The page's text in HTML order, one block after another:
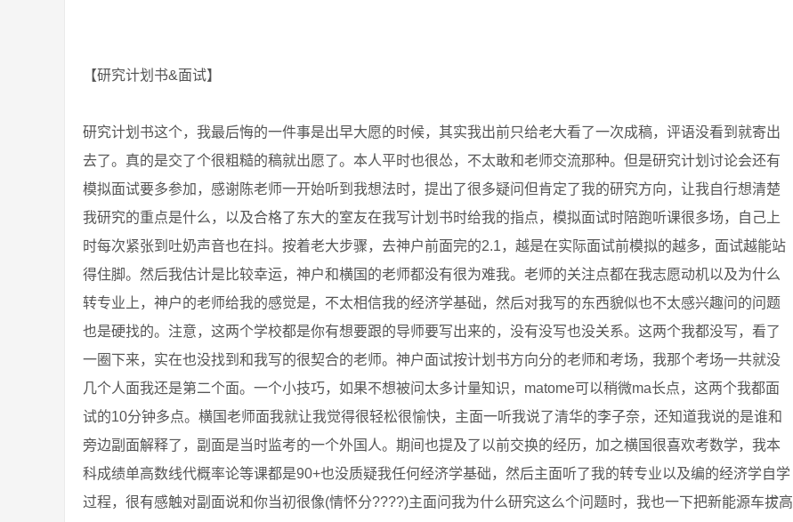
【研究计划书&面试】
研究计划书这个，我最后悔的一件事是出早大愿的时候，其实我出前只给老大看了一次成稿，评语没看到就寄出
去了。真的是交了个很粗糙的稿就出愿了。本人平时也很怂，不太敢和老师交流那种。但是研究计划讨论会还有
模拟面试要多参加，感谢陈老师一开始听到我想法时，提出了很多疑问但肯定了我的研究方向，让我自行想清楚
我研究的重点是什么，以及合格了东大的室友在我写计划书时给我的指点，模拟面试时陪跑听课很多场，自己上
时每次紧张到吐奶声音也在抖。按着老大步骤，去神户前面完的2.1，越是在实际面试前模拟的越多，面试越能站
得住脚。然后我估计是比较幸运，神户和横国的老师都没有很为难我。老师的关注点都在我志愿动机以及为什么
转专业上，神户的老师给我的感觉是，不太相信我的经济学基础，然后对我写的东西貌似也不太感兴趣问的问题
也是硬找的。注意，这两个学校都是你有想要跟的导师要写出来的，没有没写也没关系。这两个我都没写，看了
一圈下来，实在也没找到和我写的很契合的老师。神户面试按计划书方向分的老师和考场，我那个考场一共就没
几个人面我还是第二个面。一个小技巧，如果不想被问太多计量知识，matome可以稍微ma长点，这两个我都面
试的10分钟多点。横国老师面我就让我觉得很轻松很愉快，主面一听我说了清华的李子奈，还知道我说的是谁和
旁边副面解释了，副面是当时监考的一个外国人。期间也提及了以前交换的经历，加之横国很喜欢考数学，我本
科成绩单高数线代概率论等课都是90+也没质疑我任何经济学基础，然后主面听了我的转专业以及编的经济学自学
过程，很有感触对副面说和你当初很像(情怀分????)主面问我为什么研究这么个问题时，我也一下把新能源车拔高